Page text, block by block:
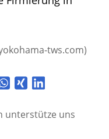
tws.com)
unterstütze uns